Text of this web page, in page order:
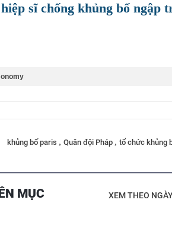
sĩ chống khủng bố ngập
khủng bố paris , Quân đội Pháp , tổ chức khủng
MỤC XEM THEO